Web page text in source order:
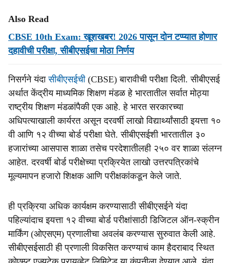
Also Read
CBSE 10th Exam: खूशखबर! 2026 पासून दोन टप्प्यात होणार
दहावीची परीक्षा, सीबीएसईचा मोठा निर्णय
निसर्गने यंदासीबीएसईची(CBSE) बारावीची परीक्षा दिली. सीबीएसई
अर्थात केंद्रीय माध्यमिक शिक्षण मंडळ हे भारतातील सर्वात मोठ्या
राष्ट्रीय शिक्षण मंडळांपैकी एक आहे. हे भारत सरकारच्या
अधिपत्याखाली कार्यरत असून दरवर्षी लाखो विद्यार्थ्यांसाठी इयत्ता १०
वी आणि १२ वीच्या बोर्ड परीक्षा घेते. सीबीएसईशी भारतातील ३०
हजारांच्या आसपास शाळा तसेच परदेशातीलही २५० वर शाळा संलग्न
आहेत. दरवर्षी बोर्ड परीक्षेच्या प्रक्रियेत लाखो उत्तरपत्रिकांचे
मूल्यमापन हजारो शिक्षक आणि परीक्षकांकडून केले जाते.
ही प्रक्रिया अधिक कार्यक्षम करण्यासाठी सीबीएसईने यंदा
पहिल्यांदाच इयत्ता १२ वीच्या बोर्ड परीक्षांसाठी डिजिटल ऑन-स्क्रीन
मार्किंग (ओएसएम) प्रणालीचा अवलंब करण्यास सुरुवात केली आहे.
सीबीएसईसाठी ही प्रणाली विकसित करण्याचं काम हैदराबाद स्थित